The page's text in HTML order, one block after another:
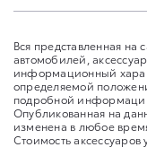
Вся представленная
автомобилей,
информационный
определяемой
подробной
Опубликованная на
изменена в любое
Стоимость аксессуаров